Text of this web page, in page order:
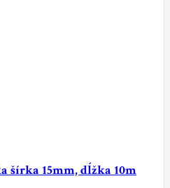
šírka 15mm, dĺžka 10m